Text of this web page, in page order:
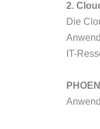
2.
Die
IT-